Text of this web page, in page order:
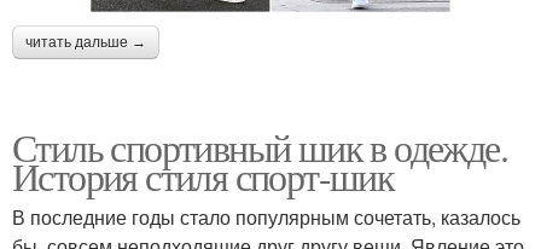
читать дальше →
Стиль спортивный шик в одежде.
История стиля спорт-шик
В последние годы стало популярным сочетать, казалось